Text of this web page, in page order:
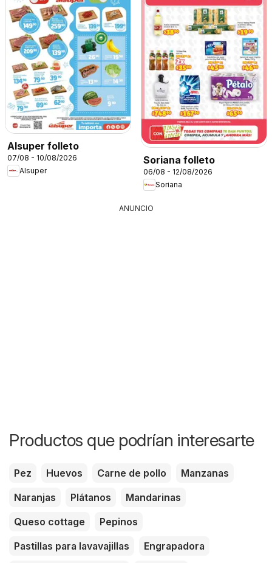
Alsuper folleto
07/08 - 10/08/2026
Alsuper
Soriana folleto
06/08 - 12/08/2026
Soriana
ANUNCIO
Productos que podrían interesarte
Pez Huevos Carne de pollo
Manzanas
Naranjas
Plátanos
Mandarinas
Queso cottage
Pepinos
Pastillas para lavavajillas
Engrapadora